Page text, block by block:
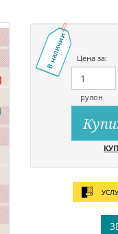
В наличии
Цена за:
рулон